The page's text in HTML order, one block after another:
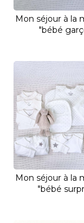
Mon séjour à la
"bébé
Mon séjour à la
"bébé